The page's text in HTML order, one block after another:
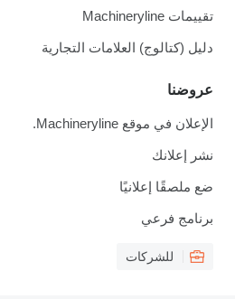
تقييمات Machineryline
دليل (كتالوج) العلامات التجارية
عروضنا
الإعلان في موقع Machineryline.
نشر إعلانك
ضع ملصقًا إعلانيًا
برنامج فرعي
للشركات